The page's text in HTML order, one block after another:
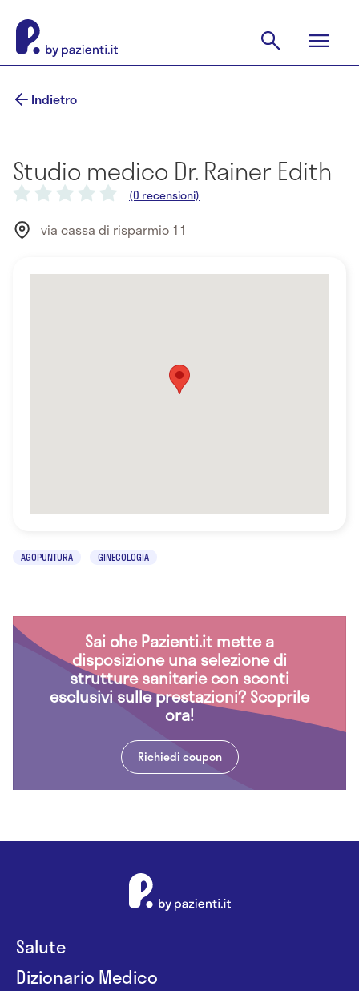
Indietro
Studio medico Dr. Rainer Edith
(0 recensioni)
via cassa di risparmio 11
AGOPUNTURA GINECOLOGIA
Sai che Pazienti.it mette a
disposizione una selezione di
strutture sanitarie con sconti
esclusivi sulle prestazioni? Scoprile
ora!
Richiedi coupon
Salute
Dizionario Medico